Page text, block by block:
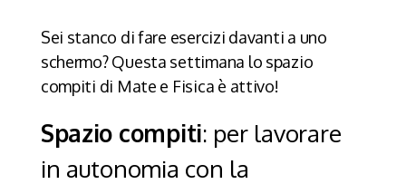
Sei stanco di fare esercizi davanti a uno
schermo? Questa settimana lo spazio
compiti di Mate e Fisica è attivo!
Spazio compiti: per lavorare
in autonomia con la